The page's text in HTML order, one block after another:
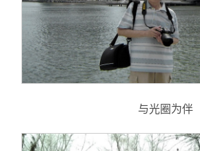
与光圈为伴